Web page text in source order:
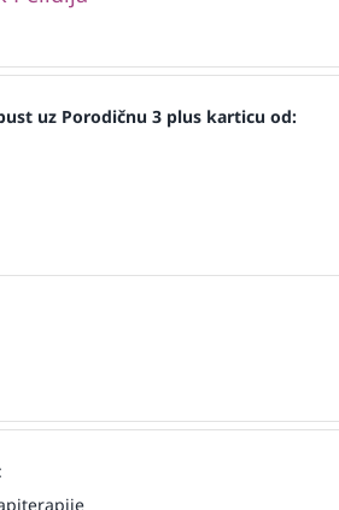
uz Porodičnu 3 plus karticu od: